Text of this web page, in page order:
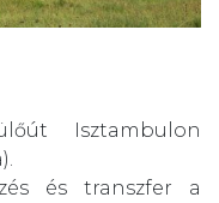
Isztambulon
és transzfer a